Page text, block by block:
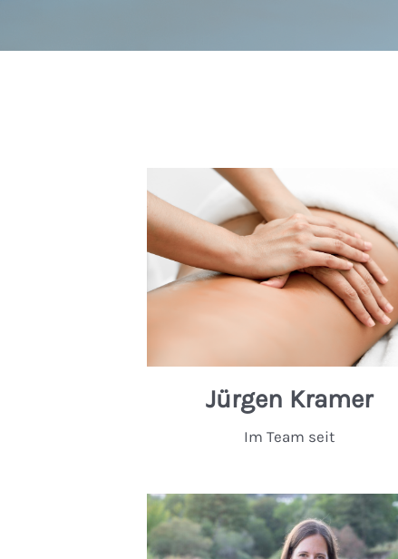
Jürgen Kramer
Im Team seit